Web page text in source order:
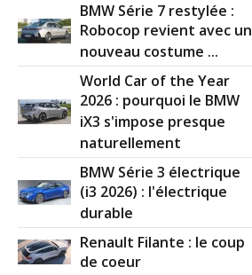
BMW Série 7 restylée :
Robocop revient avec un
nouveau costume ...
World Car of the Year
2026 : pourquoi le BMW
iX3 s'impose presque
naturellement
BMW Série 3 électrique
(i3 2026) : l'électrique
durable
Renault Filante : le coup
de coeur